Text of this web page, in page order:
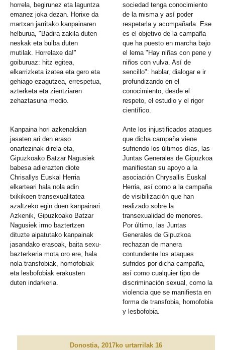
horrela, begirunez eta laguntza
emanez joka dezan. Horixe da
martxan jarritako kanpainaren
helburua, "Badira zakila duten
neskak eta bulba duten
mutilak. Horrelaxe da!"
goiburuaz: hitz egitea,
elkarrizketa izatea eta gero eta
gehiago ezagutzea, errespetua,
azterketa eta zientziaren
zehaztasuna medio.
sociedad tenga conocimiento
de la misma y así poder
respetarla y acompañarla. Ese
es el objetivo de la campaña
que ha puesto en marcha bajo
el lema "Hay niñas con pene y
niños con vulva. Así de
sencillo": hablar, dialogar e ir
profundizando en el
conocimiento, desde el
respeto, el estudio y el rigor
científico.
Kanpaina hori azkenaldian
jasaten ari den eraso
onartezinak direla eta,
Gipuzkoako Batzar Nagusiek
babesa adierazten diote
Chrisallys Euskal Herria
elkarteari hala nola adin
txikikoen transexualitatea
azaltzeko egin duen kanpainari.
Azkenik, Gipuzkoako Batzar
Nagusiek irmo baztertzen
dituzte aipatutako kanpainak
jasandako erasoak, baita sexu-
bazterkeria mota oro ere, hala
nola transfobiak, homofobiak
eta lesbofobiak erakusten
duten indarkeria.
Ante los injustificados ataques
que dicha campaña viene
sufriendo los últimos días, las
Juntas Generales de Gipuzkoa
manifiestan su apoyo a la
asociación Chrysallis Euskal
Herria, así como a la campaña
de visibilización que han
realizado sobre la
transexualidad de menores.
Por último, las Juntas
Generales de Gipuzkoa
rechazan de manera
contundente los ataques
sufridos por dicha campaña,
así como cualquier tipo de
discriminación sexual, como la
violencia que se manifiesta en
forma de transfobia, homofobia
y lesbofobia.
Donostia, 2017ko urtarrilak 16